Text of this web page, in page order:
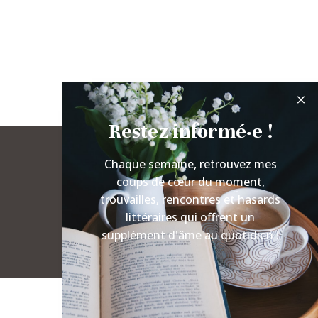
Restez informé·e !
Chaque semaine, retrouvez mes
coups de cœur du moment,
trouvailles, rencontres et hasards
littéraires qui offrent un
supplément d'âme au quotidien !